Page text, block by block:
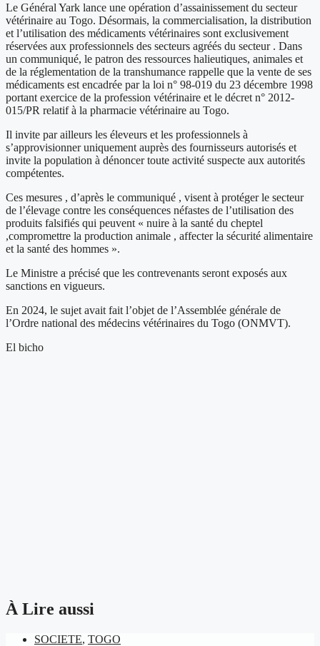
Le Général Yark lance une opération d’assainissement du secteur
vétérinaire au Togo. Désormais, la commercialisation, la distribution
et l’utilisation des médicaments vétérinaires sont exclusivement
réservées aux professionnels des secteurs agréés du secteur . Dans
un communiqué, le patron des ressources halieutiques, animales et
de la réglementation de la transhumance rappelle que la vente de ses
médicaments est encadrée par la loi n° 98-019 du 23 décembre 1998
portant exercice de la profession vétérinaire et le décret n° 2012-
015/PR relatif à la pharmacie vétérinaire au Togo.
Il invite par ailleurs les éleveurs et les professionnels à
s’approvisionner uniquement auprès des fournisseurs autorisés et
invite la population à dénoncer toute activité suspecte aux autorités
compétentes.
Ces mesures , d’après le communiqué , visent à protéger le secteur
de l’élevage contre les conséquences néfastes de l’utilisation des
produits falsifiés qui peuvent « nuire à la santé du cheptel
,compromettre la production animale , affecter la sécurité alimentaire
et la santé des hommes ».
Le Ministre a précisé que les contrevenants seront exposés aux
sanctions en vigueurs.
En 2024, le sujet avait fait l’objet de l’Assemblée générale de
l’Ordre national des médecins vétérinaires du Togo (ONMVT).
El bicho
À Lire aussi
SOCIETE, TOGO